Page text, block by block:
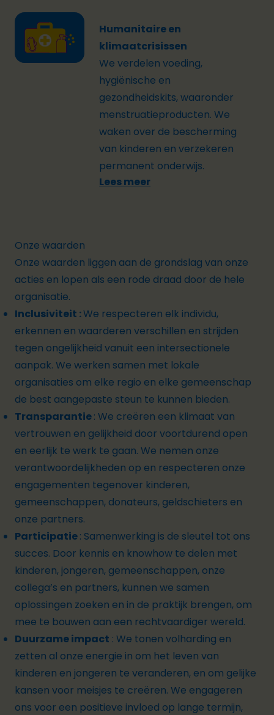
Humanitaire en
klimaatcrisissen
We verdelen voeding,
hygiënische en
gezondheidskits, waaronder
menstruatieproducten. We
waken over de bescherming
van kinderen en verzekeren
permanent onderwijs.
Lees meer
Onze waarden
Onze waarden liggen aan de grondslag van onze
acties en lopen als een rode draad door de hele
organisatie.
Inclusiviteit :We respecteren elk individu,
erkennen en waarderen verschillen en strijden
tegen ongelijkheid vanuit een intersectionele
aanpak. We werken samen met lokale
organisaties om elke regio en elke gemeenschap
de best aangepaste steun te kunnen bieden.
Transparantie: We creëren een klimaat van
vertrouwen en gelijkheid door voortdurend open
en eerlijk te werk te gaan. We nemen onze
verantwoordelijkheden op en respecteren onze
engagementen tegenover kinderen,
gemeenschappen, donateurs, geldschieters en
onze partners.
Participatie: Samenwerking is de sleutel tot ons
succes. Door kennis en knowhow te delen met
kinderen, jongeren, gemeenschappen, onze
collega’s en partners, kunnen we samen
oplossingen zoeken en in de praktijk brengen, om
mee te bouwen aan een rechtvaardiger wereld.
Duurzame impact : We tonen volharding en
zetten al onze energie in om het leven van
kinderen en jongeren te veranderen, en om gelijke
kansen voor meisjes te creëren. We engageren
ons voor een positieve invloed op lange termijn,